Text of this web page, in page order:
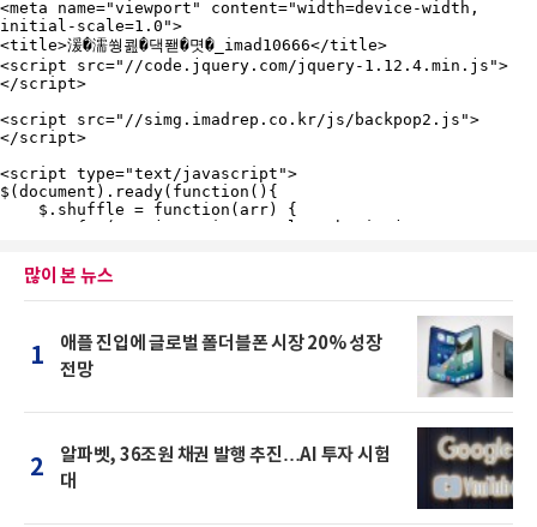
많이 본 뉴스
1
애플 진입에 글로벌 폴더블폰 시장 20% 성장
전망
2
알파벳, 36조원 채권 발행 추진…AI 투자 시험
대